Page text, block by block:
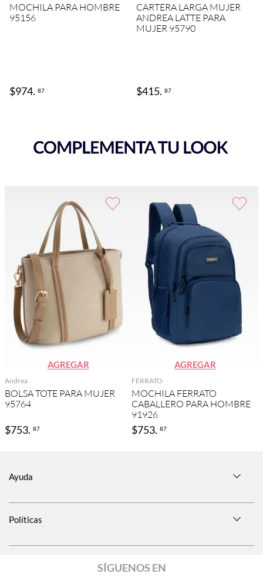
MOCHILA PARA HOMBRE
95156
$974. 87
CARTERA LARGA MUJER
ANDREA LATTE PARA
MUJER 95790
$415. 87
AGREGAR
Andrea
BOLSA TOTE PARA MUJER
95764
$753. 87
AGREGAR
FERRATO
MOCHILA FERRATO
CABALLERO PARA HOMBRE
91926
$753. 87
Ayuda
Políticas
SÍGUENOS EN